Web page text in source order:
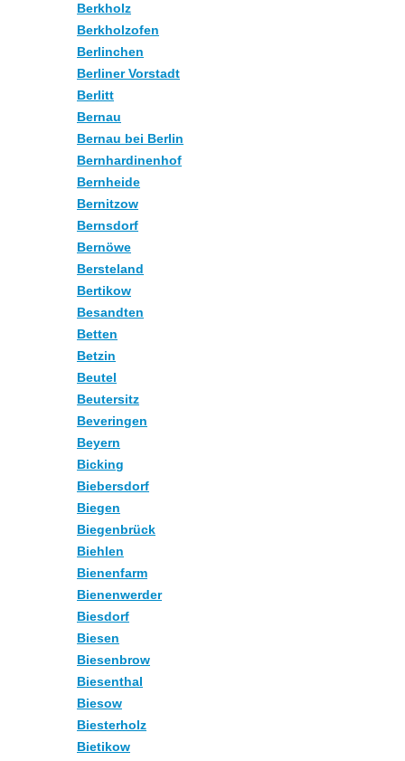
Berkholz
Berkholzofen
Berlinchen
Berliner Vorstadt
Berlitt
Bernau
Bernau bei Berlin
Bernhardinenhof
Bernheide
Bernitzow
Bernsdorf
Bernöwe
Bersteland
Bertikow
Besandten
Betten
Betzin
Beutel
Beutersitz
Beveringen
Beyern
Bicking
Biebersdorf
Biegen
Biegenbrück
Biehlen
Bienenfarm
Bienenwerder
Biesdorf
Biesen
Biesenbrow
Biesenthal
Biesow
Biesterholz
Bietikow